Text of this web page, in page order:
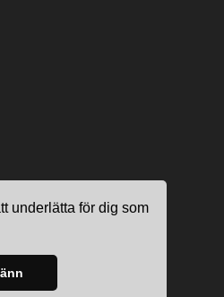
underlätta för dig som